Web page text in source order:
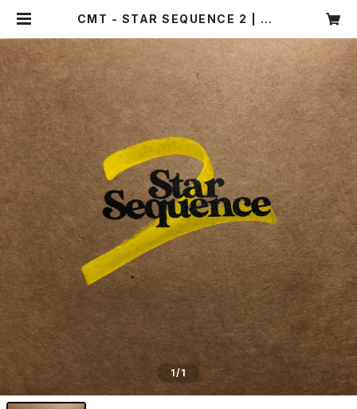
CMT - STAR SEQUENCE 2 | PH
gs WEBSHOP
1/1